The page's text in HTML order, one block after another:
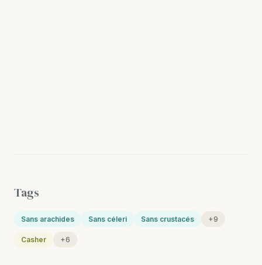
Tags
Sans arachides Sans céleri Sans crustacés +9
Casher +6